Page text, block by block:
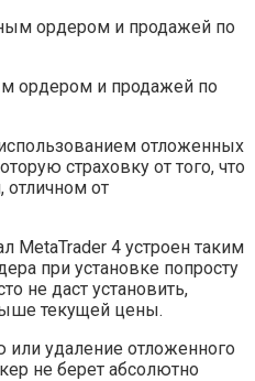
ордером и продажей по
отложенных
страховку от того, что
отличном от
MetaTrader 4 устроен таким
при установке попросту
не даст установить,
текущей цены.
удаление отложенного
не берет абсолютно